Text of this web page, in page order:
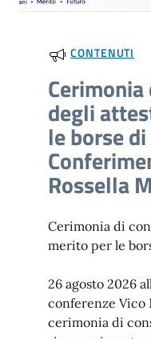
CONTENUTI
degli
le borse
Rossella
Cerimonia di
merito per le
26 agosto 2026
conferenze Vico
cerimonia di